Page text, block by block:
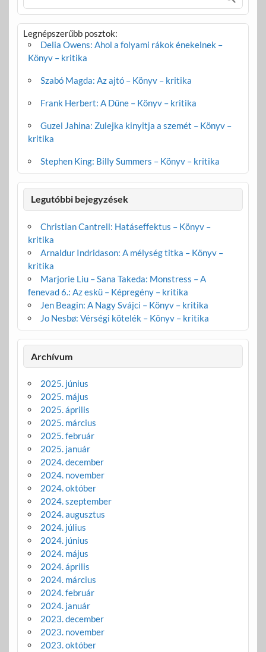
Legnépszerűbb posztok:
Delia Owens: Ahol a folyami rákok énekelnek –
Könyv – kritika
Szabó Magda: Az ajtó – Könyv – kritika
Frank Herbert: A Dűne – Könyv – kritika
Guzel Jahina: Zulejka kinyitja a szemét – Könyv –
kritika
Stephen King: Billy Summers – Könyv – kritika
Legutóbbi bejegyzések
Christian Cantrell: Hatáseffektus – Könyv –
kritika
Arnaldur Indridason: A mélység titka – Könyv –
kritika
Marjorie Liu – Sana Takeda: Monstress – A
fenevad 6.: Az eskü – Képregény – kritika
Jen Beagin: A Nagy Svájci – Könyv – kritika
Jo Nesbø: Vérségi kötelék – Könyv – kritika
Archívum
2025. június
2025. május
2025. április
2025. március
2025. február
2025. január
2024. december
2024. november
2024. október
2024. szeptember
2024. augusztus
2024. július
2024. június
2024. május
2024. április
2024. március
2024. február
2024. január
2023. december
2023. november
2023. október